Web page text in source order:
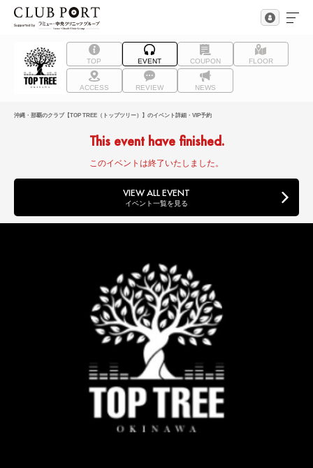
TOP EVENT COUPON FLOOR
ACCESS REVIEW NEWS
沖縄・那覇のクラブ【TOP TREE（トップツリー）】のイベント詳細・VIP予約
This event have finished.
このイベントは終了いたしました。
VIEW ALL EVENT
イベント一覧を見る